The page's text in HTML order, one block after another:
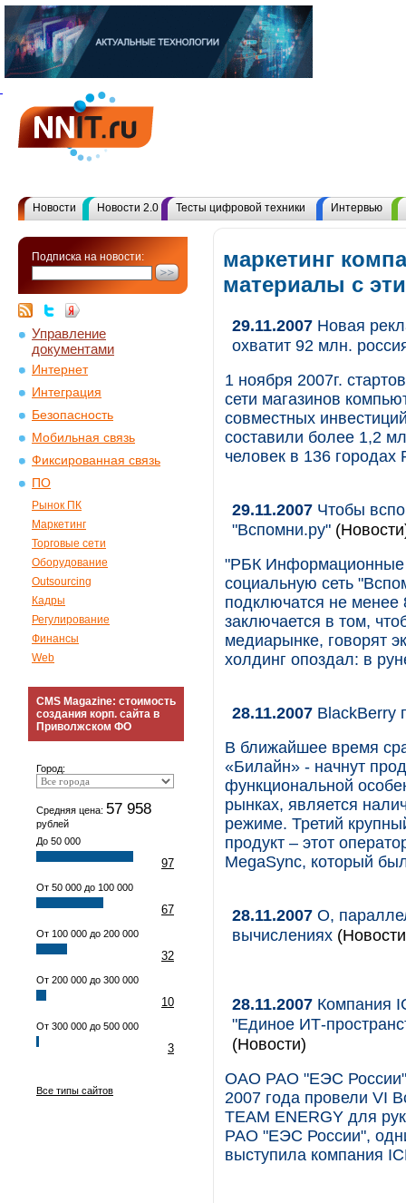
Новости Новости 2.0 Тесты цифровой техники Интервью
Подписка на новости:
Управление
документами
Интернет
Интеграция
Безопасность
Мобильная связь
Фиксированная связь
ПО
Рынок ПК
Маркетинг
Торговые сети
Оборудование
Outsourcing
Кадры
Регулирование
Финансы
Web
CMS Magazine: стоимость
создания корп. сайта в
Приволжском ФО
Город:
Средняя цена: 57 958
рублей
До 50 000
97
От 50 000 до 100 000
67
От 100 000 до 200 000
32
От 200 000 до 300 000
10
От 300 000 до 500 000
3
Все типы сайтов
маркетинг
материалы с
29.11.2007 Новая
охватит 92 млн.
1 ноября 2007г.
сети магазинов
совместных
составили более 1,2
человек в 136 городах
29.11.2007 Чтобы
"Вспомни.ру"
"РБК Информационные
социальную сеть
подключатся не менее
заключается в том,
медиарынке, говорят
холдинг опоздал: в
28.11.2007 BlackBerry
В ближайшее время
«Билайн» - начнут
функциональной
рынках, является
режиме. Третий
продукт – этот
MegaSync, который
28.11.2007 О,
вычислениях
28.11.2007 Компания
"Единое ИТ-
(Новости)
ОАО РАО "ЕЭС России"
2007 года провели VI
TEAM ENERGY для
РАО "ЕЭС России",
выступила компания